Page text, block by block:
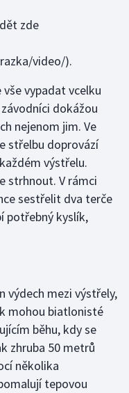
zde
video/).
vypadat vcelku
dokážou
nejenom jim. Ve
střelbu doprovází
výstřelu.
strhnout. V rámci
sestřelit dva terče
potřebný kyslík,
výdech mezi výstřely,
mohou biatlonisté
běhu, kdy se
zhruba 50 metrů
několika
tepovou